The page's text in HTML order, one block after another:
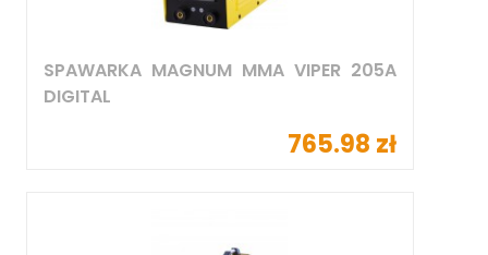
SPAWARKA MAGNUM MMA VIPER 205A
DIGITAL
765.98 zł